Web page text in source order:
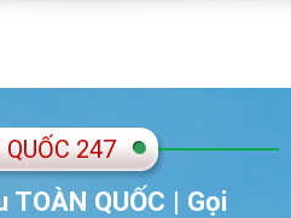
247
QUỐC | Gọi